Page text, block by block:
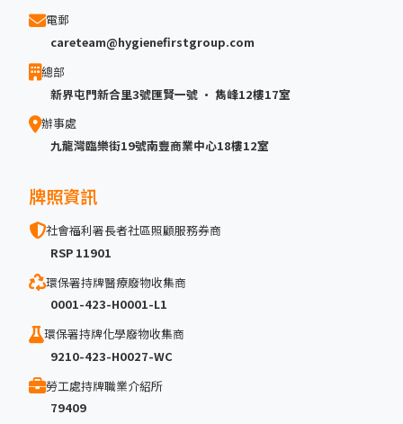
電郵
careteam@hygienefirstgroup.com
總部
新界屯門新合里3號匯賢一號 · 雋峰12樓17室
辦事處
九龍灣臨樂街19號南豐商業中心18樓12室
牌照資訊
社會福利署長者社區照顧服務券商
RSP 11901
環保署持牌醫療廢物收集商
0001-423-H0001-L1
環保署持牌化學廢物收集商
9210-423-H0027-WC
勞工處持牌職業介紹所
79409